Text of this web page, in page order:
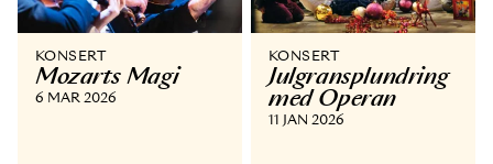
KONSERT
Mozarts Magi
6 MAR 2026
KONSERT
Julgransplundring
med Operan
11 JAN 2026